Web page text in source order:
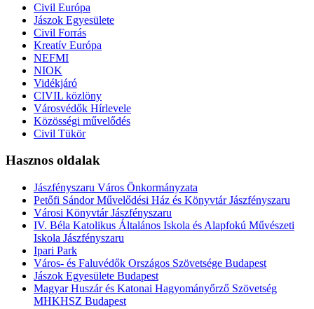
Civil Európa
Jászok Egyesülete
Civil Forrás
Kreatív Európa
NEFMI
NIOK
Vidékjáró
CIVIL közlöny
Városvédők Hírlevele
Közösségi művelődés
Civil Tükör
Hasznos oldalak
Jászfényszaru Város Önkormányzata
Petőfi Sándor Művelődési Ház és Könyvtár Jászfényszaru
Városi Könyvtár Jászfényszaru
IV. Béla Katolikus Általános Iskola és Alapfokú Művészeti
Iskola Jászfényszaru
Ipari Park
Város- és Faluvédők Országos Szövetsége Budapest
Jászok Egyesülete Budapest
Magyar Huszár és Katonai Hagyományőrző Szövetség
MHKHSZ Budapest